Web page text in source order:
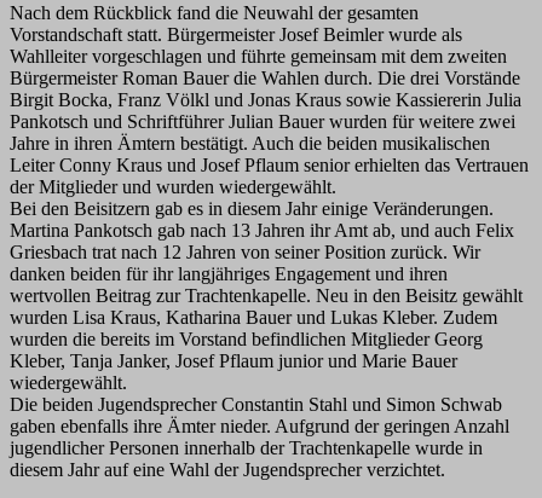
Nach dem Rückblick fand die Neuwahl der gesamten
Vorstandschaft statt. Bürgermeister Josef Beimler wurde als
Wahlleiter vorgeschlagen und führte gemeinsam mit dem zweiten
Bürgermeister Roman Bauer die Wahlen durch. Die drei Vorstände
Birgit Bocka, Franz Völkl und Jonas Kraus sowie Kassiererin Julia
Pankotsch und Schriftführer Julian Bauer wurden für weitere zwei
Jahre in ihren Ämtern bestätigt. Auch die beiden musikalischen
Leiter Conny Kraus und Josef Pflaum senior erhielten das Vertrauen
der Mitglieder und wurden wiedergewählt.
Bei den Beisitzern gab es in diesem Jahr einige Veränderungen.
Martina Pankotsch gab nach 13 Jahren ihr Amt ab, und auch Felix
Griesbach trat nach 12 Jahren von seiner Position zurück. Wir
danken beiden für ihr langjähriges Engagement und ihren
wertvollen Beitrag zur Trachtenkapelle. Neu in den Beisitz gewählt
wurden Lisa Kraus, Katharina Bauer und Lukas Kleber. Zudem
wurden die bereits im Vorstand befindlichen Mitglieder Georg
Kleber, Tanja Janker, Josef Pflaum junior und Marie Bauer
wiedergewählt.
Die beiden Jugendsprecher Constantin Stahl und Simon Schwab
gaben ebenfalls ihre Ämter nieder. Aufgrund der geringen Anzahl
jugendlicher Personen innerhalb der Trachtenkapelle wurde in
diesem Jahr auf eine Wahl der Jugendsprecher verzichtet.